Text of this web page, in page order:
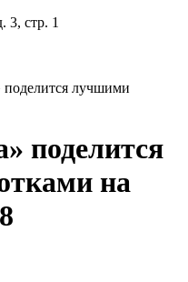
3, стр. 1
лучшими
поделится
на